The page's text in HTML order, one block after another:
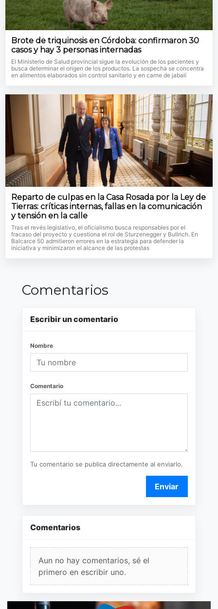
Brote de triquinosis en Córdoba: confirmaron 30
casos y hay 3 personas internadas
El Ministerio de Salud provincial sigue la evolución de los pacientes y
busca determinar el origen de los productos. La sospecha se concentra
en alimentos elaborados sin control sanitario y en carne de jabalí
Reparto de culpas en la Casa Rosada por la Ley de
Tierras: críticas internas, fallas en la comunicación
y tensión en la calle
Tras el revés legislativo, el oficialismo busca responsables por el
fracaso del proyecto y cuestiona el rol de Sturzenegger y Bullrich. En
Balcarce 50 admitieron errores en la estrategia para defender la
iniciativa y minimizaron el alcance de las protestas
Comentarios
Escribir un comentario
Nombre
Comentario
Tu comentario se publica directamente al enviarlo.
Enviar
Comentarios
Aun no hay comentarios, sé el
primero en escribir uno.